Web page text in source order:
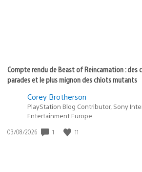
Compte rendu de Beast of Reincarnation : des
parades et le plus mignon des chiots mutants
Corey Brotherson
PlayStation Blog Contributor, Sony
Entertainment Europe
Date
03/08/2026 1 11